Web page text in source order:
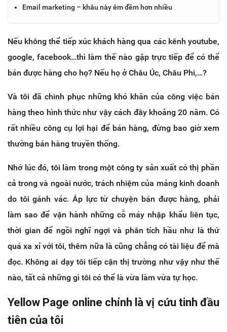
Email marketing – khâu này êm đềm hơn nhiều
Nếu không thể tiếp xúc khách hàng qua các kênh youtube,
google, facebook…thì làm thế nào gặp trực tiếp để có thể
bán được hàng cho họ? Nếu họ ở Châu Úc, Châu Phi,…?
Và tôi đã chinh phục những khó khăn của công việc bán
hàng theo hình thức như vậy cách đây khoảng 20 năm. Có
rất nhiều công cụ lợi hại để bán hàng, đừng bao giờ xem
thường bán hàng truyền thống.
Nhớ lúc đó, tôi làm trong một công ty sản xuất có thị phần
cả trong và ngoài nước, trách nhiệm của mảng kinh doanh
do tôi gánh vác. Áp lực từ chuyện bán được hàng, phải
làm sao để vận hành những cỗ máy nhập khẩu liên tục,
thời gian để ngồi nghĩ ngợi và phân tích hầu như là thứ
quá xa xỉ với tôi, thêm nữa là cũng chẳng có tài liệu để mà
đọc. Không ai dạy tôi tiếp cận thị trường như vậy như thế
nào, tất cả những gì tôi có thể là vừa làm vừa tự học.
Yellow Page online chính là vị cứu tinh đầu
tiên của tôi